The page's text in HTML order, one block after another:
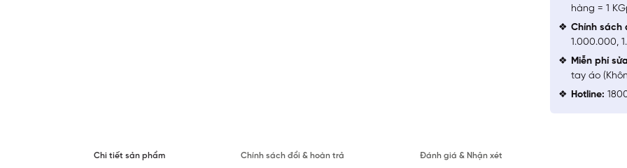
hàng = 1
Chính sách
1.000.000,
Miễn phí
tay áo
Hotline:
Chi tiết sản phẩm Chính sách đổi & hoàn trả Đánh giá & Nhận xét